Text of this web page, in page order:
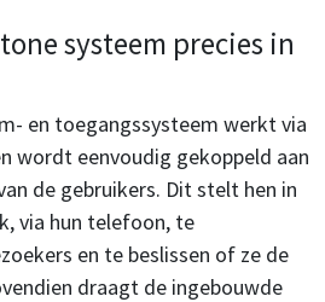
systeem precies in
en toegangssysteem werkt via
wordt eenvoudig gekoppeld aan
de gebruikers. Dit stelt hen in
via hun telefoon, te
en te beslissen of ze de
draagt de ingebouwde